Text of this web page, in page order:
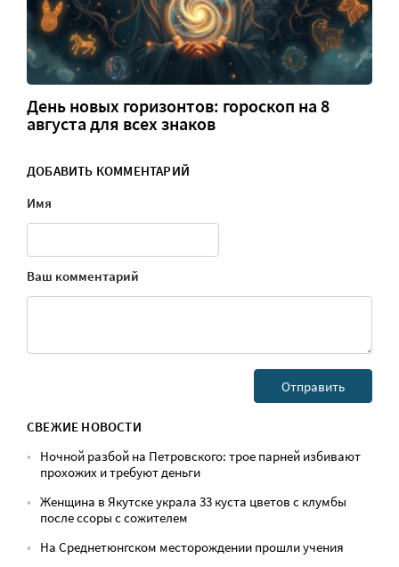
День новых горизонтов: гороскоп на 8
августа для всех знаков
ДОБАВИТЬ КОММЕНТАРИЙ
Имя
Ваш комментарий
СВЕЖИЕ НОВОСТИ
Ночной разбой на Петровского: трое парней избивают
прохожих и требуют деньги
Женщина в Якутске украла 33 куста цветов с клумбы
после ссоры с сожителем
На Среднетюнгском месторождении прошли учения